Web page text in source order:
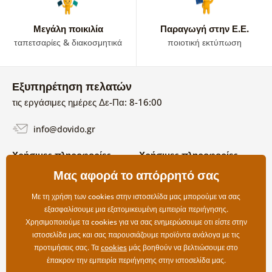
Μεγάλη ποικιλία
ταπετσαρίες & διακοσμητικά
Παραγωγή στην Ε.Ε.
ποιοτική εκτύπωση
Εξυπηρέτηση πελατών
τις εργάσιμες ημέρες Δε-Πα: 8-16:00
info@dovido.gr
Χρήσιμες πληροφορίες
Όροι χρήσης και επιστροφών
Επιλογές αποστολής και
πληρωμής
Επιστροφές
Χρήσιμες πληροφορίες
Σχετικά με εμάς
Συχνές Ερωτήσεις
Επικοινωνία
Μας αφορά το απόρρητό σας
Με τη χρήση των cookies στην ιστοσελίδα μας μπορούμε να σας
εξασφαλίσουμε μια εξατομικευμένη εμπειρία περιήγησης.
Χρησιμοποιούμε τα cookies για να σας ενημερώσουμε οτι είστε στην
ιστοσελίδα μας και σας παρουσιάζουμε προϊόντα ανάλογα με τις
προτιμήσεις σας. Ταcookiesμάς βοηθούν να βελτιώσουμε στο
έπακρον την εμπειρία περιήγησης στην ιστοσελίδα μας.